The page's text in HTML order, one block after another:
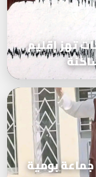
بقوة 4.8 درجات تهز إقليم
بومية